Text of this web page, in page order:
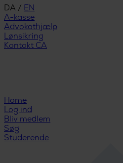
DA / EN
A-kasse
Advokathjælp
Lønsikring
Kontakt CA
Home
Log ind
Bliv medlem
Søg
Studerende